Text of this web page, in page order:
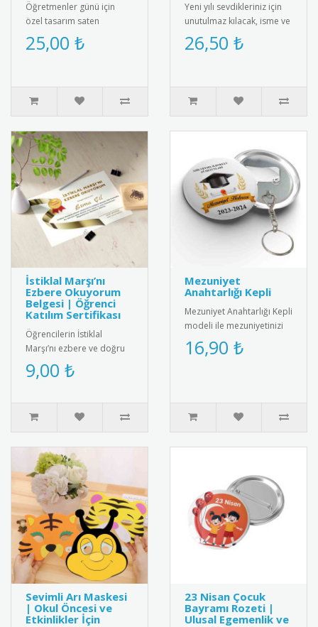
Öğretmenler günü için
özel tasarım saten
kokart."24 Kasım
Öğretmenler Günü" yazılı
25,00 ₺
Yeni yılı sevdikleriniz için
unutulmaz kılacak, isme ve
aileye özel olarak
tasarlanan "2025 Yılbaşı ..
26,50 ₺
İstiklal Marşı’nı
Ezbere Okuyorum
Belgesi | Öğrenci
Katılım Sertifikası
Öğrencilerin İstiklal
Marşı’nı ezbere ve doğru
şekilde okumalarını teşvik
etmek amacıyla hazırlanan
9,00 ₺
Mezuniyet
Anahtarlığı Kepli
Mezuniyet Anahtarlığı Kepli
modeli ile mezuniyetinizi
unutulmaz kılın! Şık
tasarımıyla yıllarca sakl..
16,90 ₺
Sevimli Arı Maskesi
| Okul Öncesi ve
Etkinlikler İçin
23 Nisan Çocuk
Bayramı Rozeti |
Ulusal Egemenlik ve